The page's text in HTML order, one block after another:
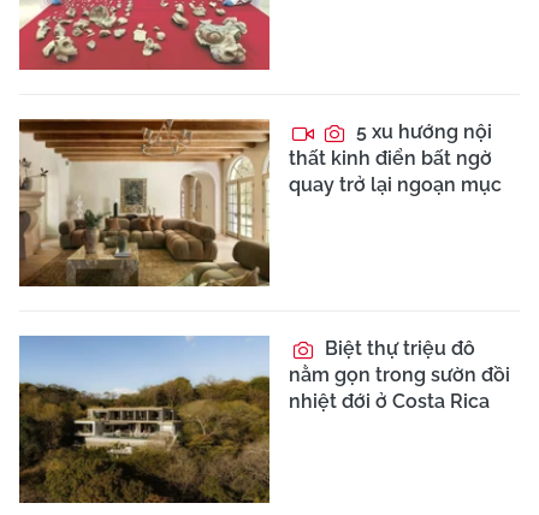
5 xu hướng nội
thất kinh điển bất ngờ
quay trở lại ngoạn mục
Biệt thự triệu đô
nằm gọn trong sườn đồi
nhiệt đới ở Costa Rica